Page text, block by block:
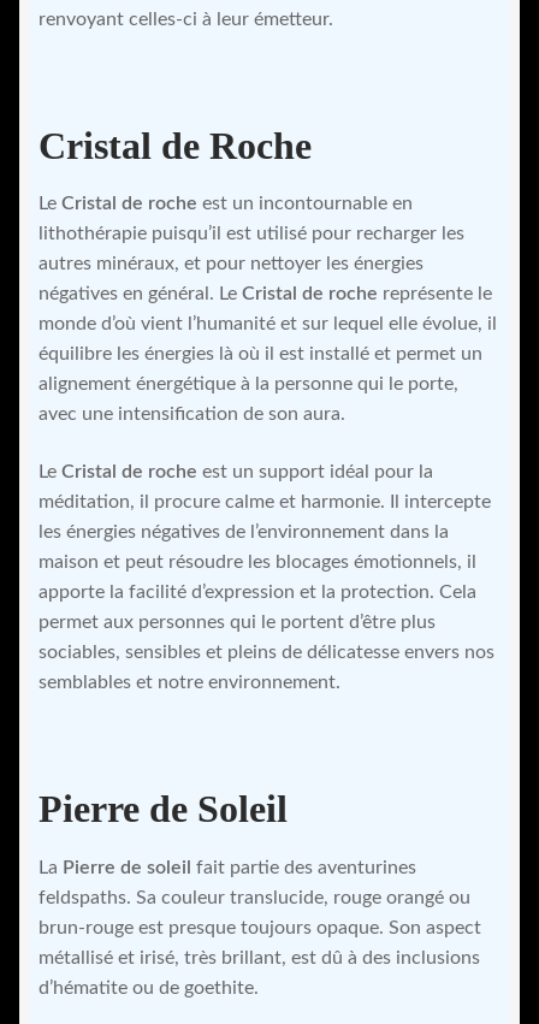
renvoyant celles-ci à leur émetteur.
Cristal de Roche
Le Cristal de roche est un incontournable en
lithothérapie puisqu’il est utilisé pour recharger les
autres minéraux, et pour nettoyer les énergies
négatives en général. Le Cristal de roche représente le
monde d’où vient l’humanité et sur lequel elle évolue, il
équilibre les énergies là où il est installé et permet un
alignement énergétique à la personne qui le porte,
avec une intensification de son aura.
Le Cristal de roche est un support idéal pour la
méditation, il procure calme et harmonie. Il intercepte
les énergies négatives de l’environnement dans la
maison et peut résoudre les blocages émotionnels, il
apporte la facilité d’expression et la protection. Cela
permet aux personnes qui le portent d’être plus
sociables, sensibles et pleins de délicatesse envers nos
semblables et notre environnement.
Pierre de Soleil
La Pierre de soleil fait partie des aventurines
feldspaths. Sa couleur translucide, rouge orangé ou
brun-rouge est presque toujours opaque. Son aspect
métallisé et irisé, très brillant, est dû à des inclusions
d’hématite ou de goethite.